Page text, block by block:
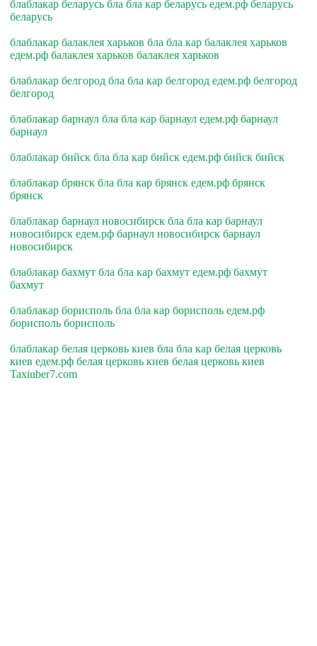
блаблакар беларусь бла бла кар беларусь едем.рф беларусь
беларусь
блаблакар балаклея харьков бла бла кар балаклея харьков
едем.рф балаклея харьков балаклея харьков
блаблакар белгород бла бла кар белгород едем.рф белгород
белгород
блаблакар барнаул бла бла кар барнаул едем.рф барнаул
барнаул
блаблакар бийск бла бла кар бийск едем.рф бийск бийск
блаблакар брянск бла бла кар брянск едем.рф брянск
брянск
блаблакар барнаул новосибирск бла бла кар барнаул
новосибирск едем.рф барнаул новосибирск барнаул
новосибирск
блаблакар бахмут бла бла кар бахмут едем.рф бахмут
бахмут
блаблакар борисполь бла бла кар борисполь едем.рф
борисполь борисполь
блаблакар белая церковь киев бла бла кар белая церковь
киев едем.рф белая церковь киев белая церковь киев
Taxiuber7.com